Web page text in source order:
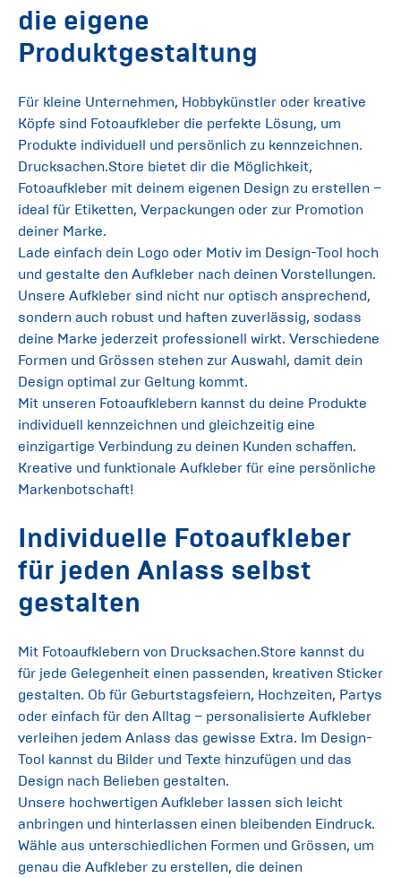
die eigene
Produktgestaltung
Für kleine Unternehmen, Hobbykünstler oder kreative
Köpfe sind Fotoaufkleber die perfekte Lösung, um
Produkte individuell und persönlich zu kennzeichnen.
Drucksachen.Store bietet dir die Möglichkeit,
Fotoaufkleber mit deinem eigenen Design zu erstellen –
ideal für Etiketten, Verpackungen oder zur Promotion
deiner Marke.
Lade einfach dein Logo oder Motiv im Design-Tool hoch
und gestalte den Aufkleber nach deinen Vorstellungen.
Unsere Aufkleber sind nicht nur optisch ansprechend,
sondern auch robust und haften zuverlässig, sodass
deine Marke jederzeit professionell wirkt. Verschiedene
Formen und Grössen stehen zur Auswahl, damit dein
Design optimal zur Geltung kommt.
Mit unseren Fotoaufklebern kannst du deine Produkte
individuell kennzeichnen und gleichzeitig eine
einzigartige Verbindung zu deinen Kunden schaffen.
Kreative und funktionale Aufkleber für eine persönliche
Markenbotschaft!
Individuelle Fotoaufkleber
für jeden Anlass selbst
gestalten
Mit Fotoaufklebern von Drucksachen.Store kannst du
für jede Gelegenheit einen passenden, kreativen Sticker
gestalten. Ob für Geburtstagsfeiern, Hochzeiten, Partys
oder einfach für den Alltag – personalisierte Aufkleber
verleihen jedem Anlass das gewisse Extra. Im Design-
Tool kannst du Bilder und Texte hinzufügen und das
Design nach Belieben gestalten.
Unsere hochwertigen Aufkleber lassen sich leicht
anbringen und hinterlassen einen bleibenden Eindruck.
Wähle aus unterschiedlichen Formen und Grössen, um
genau die Aufkleber zu erstellen, die deinen